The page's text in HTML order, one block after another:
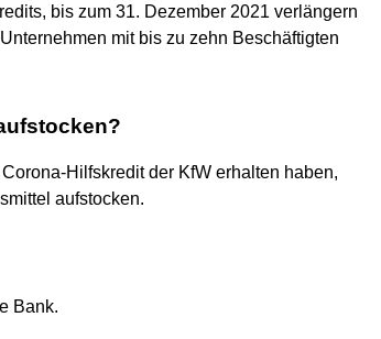
bis zum 31. Dezember 2021 verlängern
mit bis zu zehn Beschäftigten
Hilfskredit der KfW erhalten haben,
aufstocken.
Bank.